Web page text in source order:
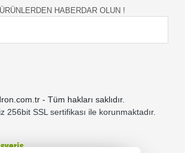
HABERDAR OLUN !
- Tüm hakları saklıdır.
256bit SSL sertifikası ile korunmaktadır.